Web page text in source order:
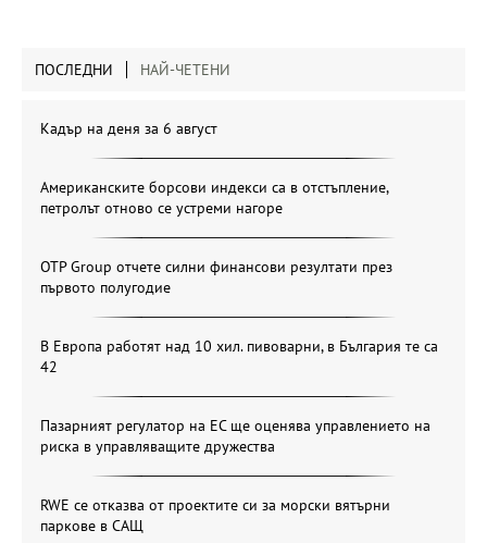
ПОСЛЕДНИ НАЙ-ЧЕТЕНИ
Кадър на деня за 6 август
Американските борсови индекси са в отстъпление,
петролът отново се устреми нагоре
OTP Group отчете силни финансови резултати през
първото полугодие
В Европа работят над 10 хил. пивоварни, в България те са
42
Пазарният регулатор на ЕС ще оценява управлението на
риска в управляващите дружества
RWE се отказва от проектите си за морски вятърни
паркове в САЩ